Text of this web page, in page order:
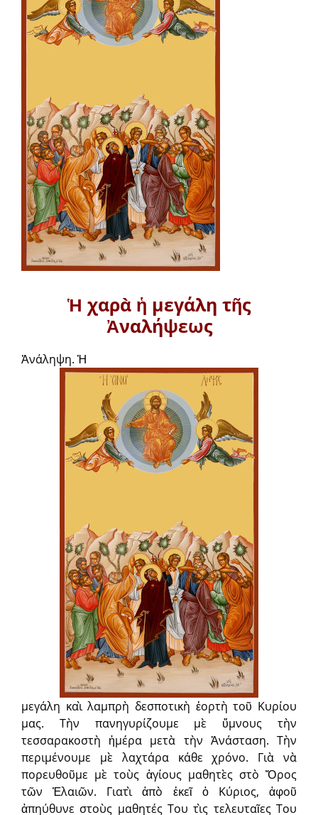
Ἡ χαρὰ ἡ μεγάλη τῆς
Ἀναλήψεως
Ἀνάληψη. Ἡ
μεγάλη καὶ λαμπρὴ δεσποτικὴ ἑορτὴ τοῦ Κυρίου
μας. Τὴν πανηγυρίζουμε μὲ ὕμνους τὴν
τεσσαρακοστὴ ἡμέρα μετὰ τὴν Ἀνάσταση. Τὴν
περιμένουμε μὲ λαχτάρα κάθε χρόνο. Γιὰ νὰ
πορευθοῦμε μὲ τοὺς ἁγίους μαθητὲς στὸ Ὄρος
τῶν Ἐλαιῶν. Γιατὶ ἀπὸ ἐκεῖ ὁ Κύριος, ἀφοῦ
ἀπηύθυνε στοὺς μαθητές Του τὶς τελευταῖες Του